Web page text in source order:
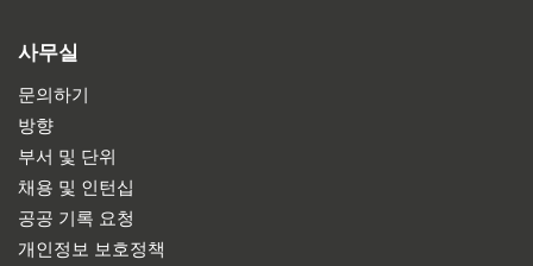
사무실
문의하기
방향
부서 및 단위
채용 및 인턴십
공공 기록 요청
개인정보 보호정책